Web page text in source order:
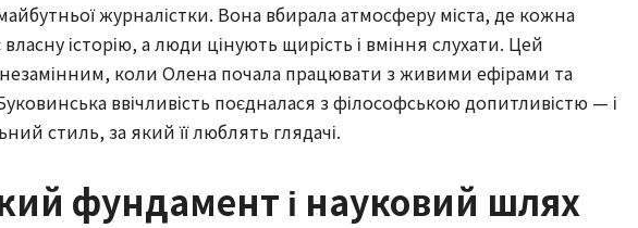
журналістки. Вона вбирала атмосферу міста, де кожна
історію, а люди цінують щирість і вміння слухати. Цей
коли Олена почала працювати з живими ефірами та
ввічливість поєдналася з філософською допитливістю — і
стиль, за який її люблять глядачі.
фундамент і науковий шлях